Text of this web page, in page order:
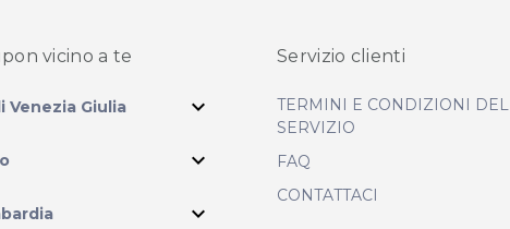
vicino a te
Venezia Giulia expand_more
expand_more
expand_more
Servizio clienti
TERMINI E CONDIZIONI DEL
SERVIZIO
FAQ
CONTATTACI